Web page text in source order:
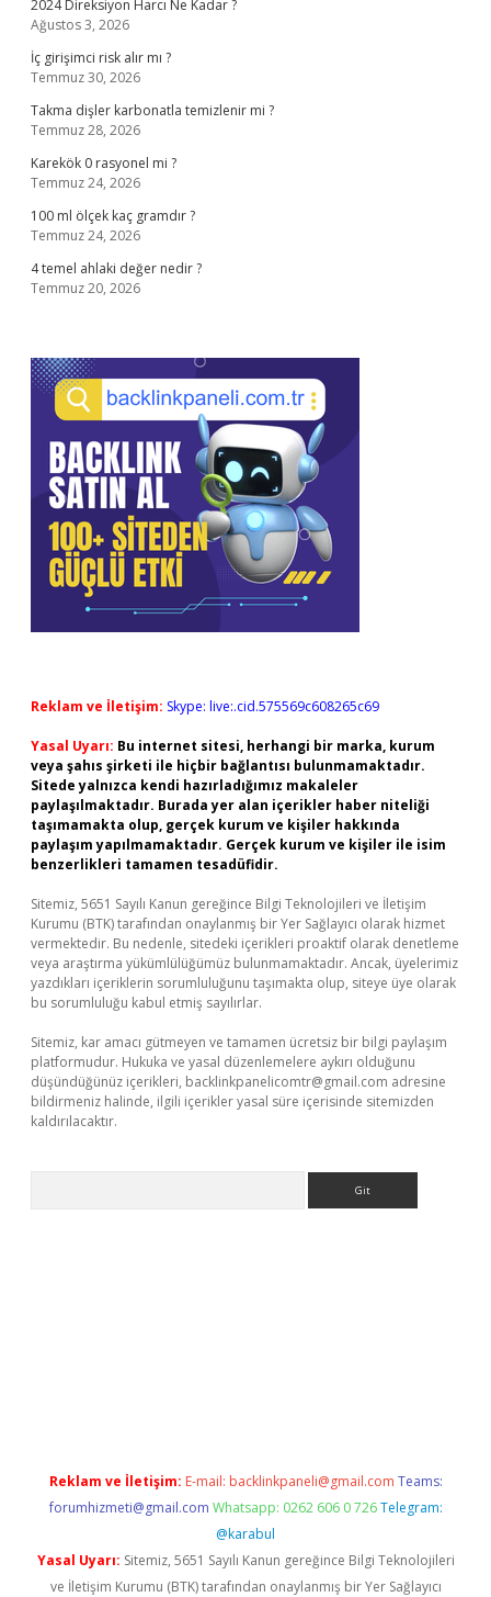
2024 Direksiyon Harcı Ne Kadar ?
Ağustos 3, 2026
İç girişimci risk alır mı ?
Temmuz 30, 2026
Takma dişler karbonatla temizlenir mi ?
Temmuz 28, 2026
Karekök 0 rasyonel mi ?
Temmuz 24, 2026
100 ml ölçek kaç gramdır ?
Temmuz 24, 2026
4 temel ahlaki değer nedir ?
Temmuz 20, 2026
Reklam ve İletişim: Skype: live:.cid.575569c608265c69
Yasal Uyarı: Bu internet sitesi, herhangi bir marka, kurum
veya şahıs şirketi ile hiçbir bağlantısı bulunmamaktadır.
Sitede yalnızca kendi hazırladığımız makaleler
paylaşılmaktadır. Burada yer alan içerikler haber niteliği
taşımamakta olup, gerçek kurum ve kişiler hakkında
paylaşım yapılmamaktadır. Gerçek kurum ve kişiler ile isim
benzerlikleri tamamen tesadüfidir.
Sitemiz, 5651 Sayılı Kanun gereğince Bilgi Teknolojileri ve İletişim
Kurumu (BTK) tarafından onaylanmış bir Yer Sağlayıcı olarak hizmet
vermektedir. Bu nedenle, sitedeki içerikleri proaktif olarak denetleme
veya araştırma yükümlülüğümüz bulunmamaktadır. Ancak, üyelerimiz
yazdıkları içeriklerin sorumluluğunu taşımakta olup, siteye üye olarak
bu sorumluluğu kabul etmiş sayılırlar.
Sitemiz, kar amacı gütmeyen ve tamamen ücretsiz bir bilgi paylaşım
platformudur. Hukuka ve yasal düzenlemelere aykırı olduğunu
düşündüğünüz içerikleri, backlinkpanelicomtr@gmail.com adresine
bildirmeniz halinde, ilgili içerikler yasal süre içerisinde sitemizden
kaldırılacaktır.
Reklam ve İletişim: E-mail: backlinkpaneli@gmail.com Teams:
forumhizmeti@gmail.com Whatsapp: 0262 606 0 726 Telegram:
@karabul
Yasal Uyarı: Sitemiz, 5651 Sayılı Kanun gereğince Bilgi Teknolojileri
ve İletişim Kurumu (BTK) tarafından onaylanmış bir Yer Sağlayıcı